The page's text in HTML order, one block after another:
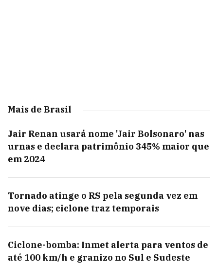
Mais de Brasil
Jair Renan usará nome 'Jair Bolsonaro' nas
urnas e declara patrimônio 345% maior que
em 2024
Tornado atinge o RS pela segunda vez em
nove dias; ciclone traz temporais
Ciclone-bomba: Inmet alerta para ventos de
até 100 km/h e granizo no Sul e Sudeste